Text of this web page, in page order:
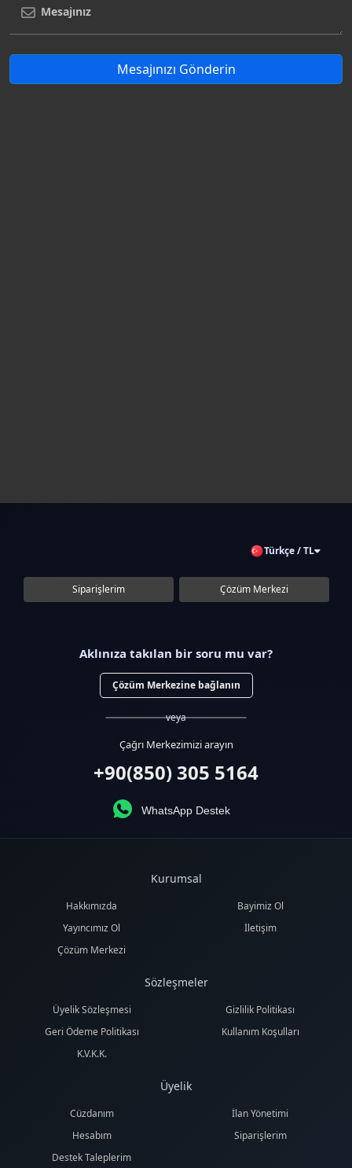
Mesajınızı Gönderin
Türkçe / TL
Siparişlerim Çözüm Merkezi
Aklınıza takılan bir soru mu var?
Çözüm Merkezine bağlanın
veya
Çağrı Merkezimizi arayın
+90(850) 305 5164
WhatsApp Destek
Kurumsal
Hakkımızda
Bayimiz Ol
Yayıncımız Ol
İletişim
Çözüm Merkezi
Sözleşmeler
Üyelik Sözleşmesi
Gizlilik Politikası
Geri Ödeme Politikası
Kullanım Koşulları
K.V.K.K.
Üyelik
Cüzdanım
İlan Yönetimi
Hesabım
Siparişlerim
Destek Taleplerim